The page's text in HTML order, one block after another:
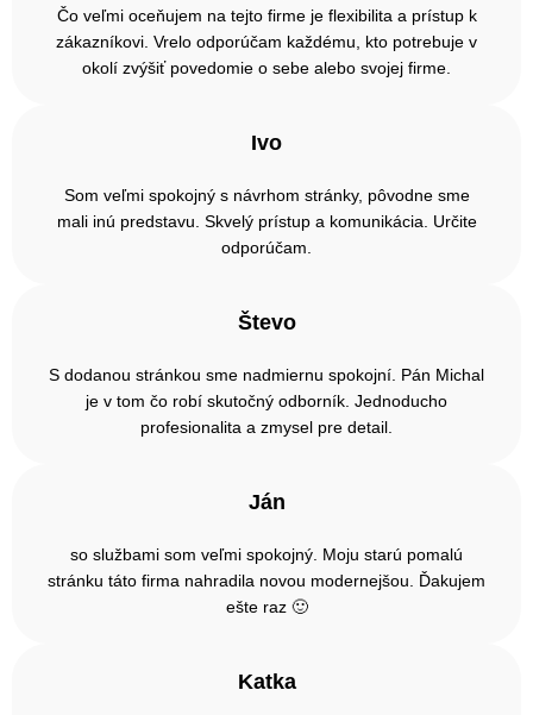
Čo veľmi oceňujem na tejto firme je flexibilita a prístup k
zákazníkovi. Vrelo odporúčam každému, kto potrebuje v
okolí zvýšiť povedomie o sebe alebo svojej firme.
Ivo
Som veľmi spokojný s návrhom stránky, pôvodne sme
mali inú predstavu. Skvelý prístup a komunikácia. Určite
odporúčam.
Števo
S dodanou stránkou sme nadmiernu spokojní. Pán Michal
je v tom čo robí skutočný odborník. Jednoducho
profesionalita a zmysel pre detail.
Ján
so službami som veľmi spokojný. Moju starú pomalú
stránku táto firma nahradila novou modernejšou. Ďakujem
ešte raz 🙂
Katka